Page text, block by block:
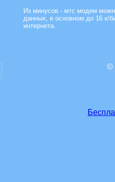
Из минусов - мтс модем
данных, в основном до 16 к/
интернета.
©